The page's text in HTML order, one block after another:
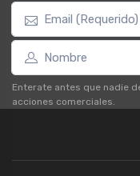
Enterate antes que nadie
acciones comerciales.